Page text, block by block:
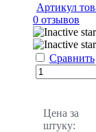
Артикул
0 отзывов
Сравнить
Цена за
штуку: